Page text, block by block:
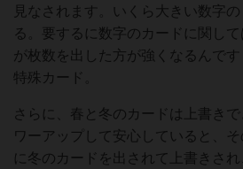
見なされます。いくら大きい数字
る。要するに数字のカードに関し
が枚数を出した方が強くなるんで
特殊カード。
さらに、春と冬のカードは上書き
ワーアップして安心していると、
に冬のカードを出されて上書きさ